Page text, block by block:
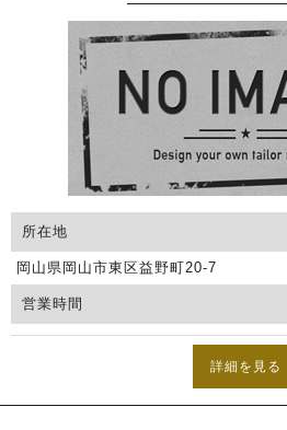
所在地
岡山県岡山市東区益野町20-7
営業時間
詳細を見る